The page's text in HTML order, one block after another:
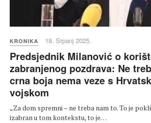
KRONIKA 18. Srpanj 2025.
Predsjednik Milanović o
zabranjenog pozdrava: Ne
crna boja nema veze s
vojskom
„Za dom spremni – ne treba nam to. To je
izabran u tom kontekstu, to je…